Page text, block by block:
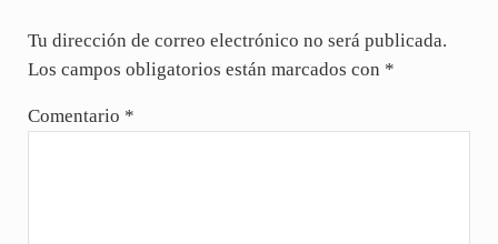
Tu dirección de correo electrónico no será publicada.
Los campos obligatorios están marcados con *
Comentario *